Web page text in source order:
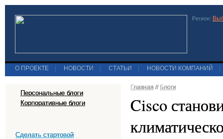
Регион:
О ПРОЕКТЕ НОВОСТИ СТАТЬИ НОВОСТИ КОМПАНИЙ
Персональные блоги
Корпоративные блоги
Сделать стартовой
Главная // Блоги
Cisco